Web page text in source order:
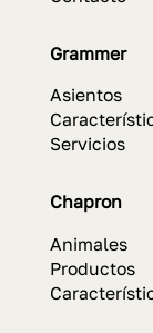
Grammer
Asientos
Servicios
Chapron
Animales
Productos